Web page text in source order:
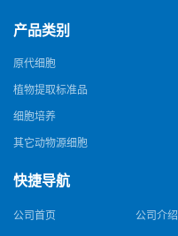
产品类别
原代细胞
植物提取标准品
细胞培养
其它动物源细胞
快捷导航
公司首页 公司介绍